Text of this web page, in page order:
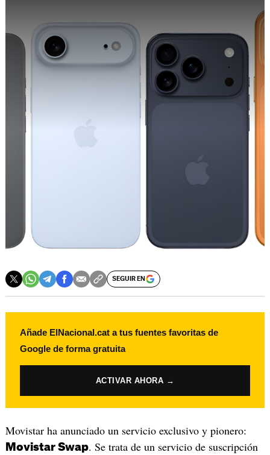
SEGUIR EN
Añade ElNacional.cat a tus fuentes favoritas de
Google de forma gratuita
ACTIVAR AHORA →
Movistar ha anunciado un servicio exclusivo y pionero:
Movistar Swap. Se trata de un servicio de suscripción